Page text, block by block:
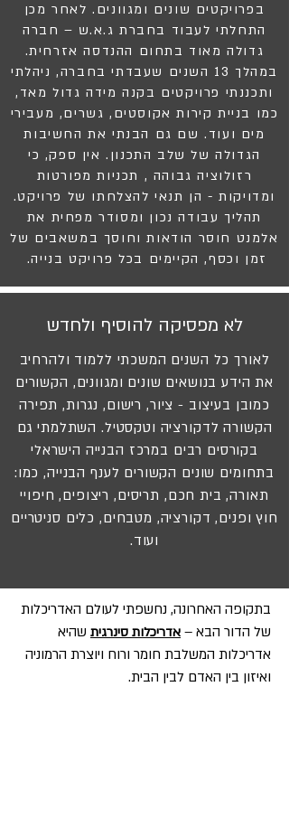
בפרויקטים שונים ומגוונים. לאחר מכן
התחלתי לעבוד בחברת ג.א.ש – חברה
גדולה מאוד בתחום ההנדסה אזרחית.
במהלך 13 השנים שעבדתי בחברה, ניהלתי
ותכננתי פרויקטים בקנה מידה גדול מאד,
כמו בניית קירות אקוסטים, גשרים, מעבירי
מים ועוד. שם גם הבנתי את החשיבות
הגדולה של שלב התכנון. אין ספק, כי
רזולוציה גבוהה , תכניות מפורטות
ומדויקות - הן תנאי להצלחתו של פרויקט.
תהליך עבודה נכון ומסודר מפחית את
אלמנט חוסר הודאות וחוסך במשאבים של
זמן וכסף, הקיימים בכל פרויקט בנייה.
לא מפסיקה להוסיף ולחדש
לאורך כל השנים המשכתי ללמוד ולהרחיב
את הידע בנושאים שונים ומגוונים, הקשורים
כמובן בעיצוב - ציור, רישום, נגרות, תפירה
הקשורה לדקורציה וטקסטיל. השתלמתי גם
בקורסים רבים במרכז הבנייה הישראלי
בתחומים שונים הקשורים לענף הבנייה, כמו:
תאורה, בית חכם, תריסים, ריצופים, חיפויי
חוץ ופנים, דקורציה, מטבחים, כלים סניטריים
ועוד.
בתקופה האחרונה, נחשפתי לעולם האדריכלות
של הדור הבא – אדריכלות סינרגית שהיא
אדריכלות המשלבת חומר ורוח ויוצרת הרמוניה
ואיזון בין האדם לבין הבית.